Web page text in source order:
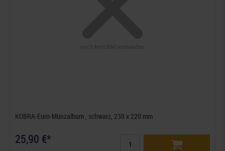
KOBRA-Euro-Münzalbum , schwarz, 230 x 220 mm
25,90 €*